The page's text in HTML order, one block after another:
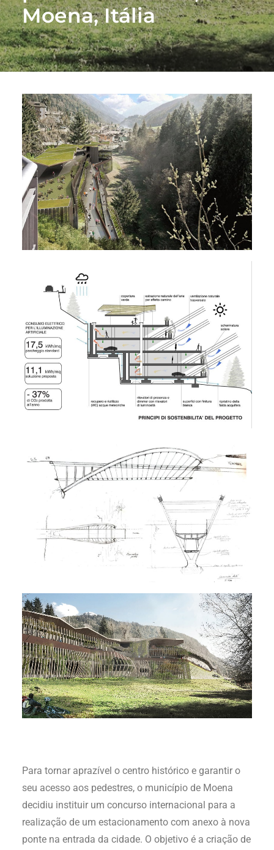
Moena, Itália
Para tornar aprazível o centro histórico e garantir o
seu acesso aos pedestres, o município de Moena
decidiu instituir um concurso internacional para a
realização de um estacionamento com anexo à nova
ponte na entrada da cidade. O objetivo é a criação de